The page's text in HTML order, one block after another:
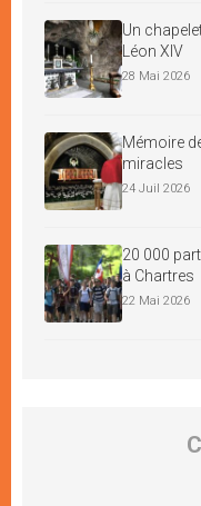
Un
Léon XIV
28 Mai 2026
Mémoire
miracles
24 Juil 2026
20 000
à Chartres
22 Mai 2026